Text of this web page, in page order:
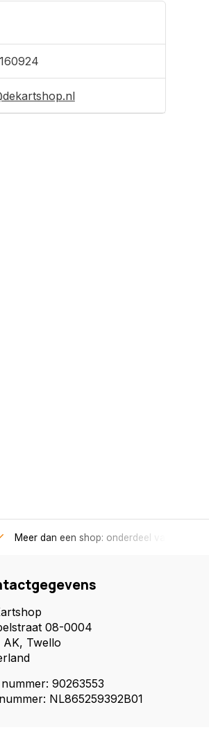
Meer dan een shop: onderdeel van een
08-0004
AK, Twello
90263553
NL865259392B01